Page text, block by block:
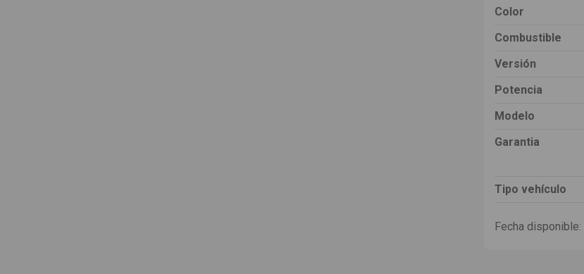
Color
Combustible
Versión
Potencia
Modelo
Garantia
Tipo vehículo
Fecha disponible: